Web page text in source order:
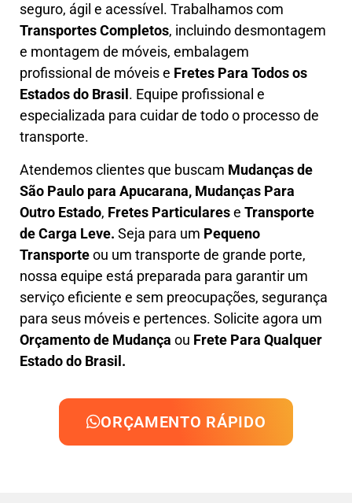
seguro, ágil e acessível. Trabalhamos com
Transportes Completos, incluindodesmontagem
e montagem de móveis, embalagem
profissional de móveis e Fretes Para Todos os
Estados do Brasil . Equipe profissional e
especializada para cuidar de todo o processo de
transporte.
Atendemos clientes que buscam Mudançasde
São Paulo para Apucarana, Mudanças Para
Outro Estado, Fretes Particularese Transporte
de Carga Leve. Seja para um Pequeno
Transporteou um transporte de grande porte,
nossa equipe está preparada para garantir um
serviço eficiente e sem preocupações, segurança
para seus móveis e pertences. Solicite agora um
Orçamento de Mudança ou Frete Para Qualquer
Estado do Brasil.
ORÇAMENTO RÁPIDO